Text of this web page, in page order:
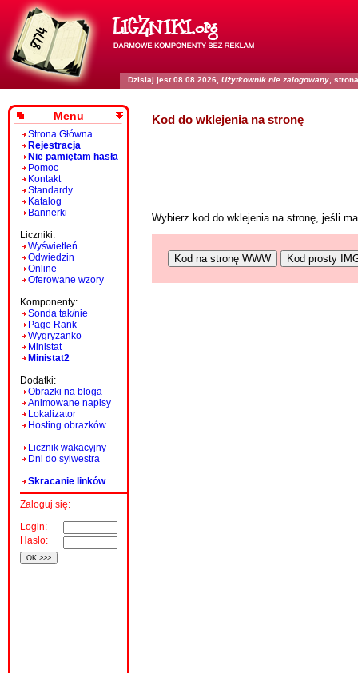
Dzisiaj jest 08.08.2026, Użytkownik nie zalogowany ,
Menu
Strona Główna
Rejestracja
Nie pamiętam hasła
Pomoc
Kontakt
Standardy
Katalog
Bannerki
Liczniki:
Wyświetleń
Odwiedzin
Online
Oferowane wzory
Komponenty:
Sonda tak/nie
Page Rank
Wygryzanko
Ministat
Ministat2
Dodatki:
Obrazki na bloga
Animowane napisy
Lokalizator
Hosting obrazków
Licznik wakacyjny
Dni do sylwestra
Skracanie linków
Zaloguj się:
Login:
Hasło:
Kod do wklejenia na stronę
Wybierz kod do wklejenia na stronę, jeśli
Kod na stronę WWW Kod prosty